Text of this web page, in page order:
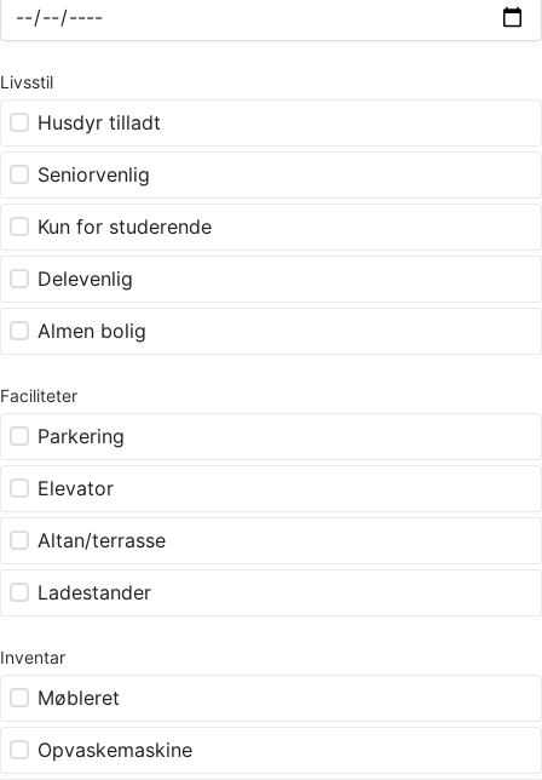
Livsstil
Husdyr tilladt
Seniorvenlig
Kun for studerende
Delevenlig
Almen bolig
Faciliteter
Parkering
Elevator
Altan/terrasse
Ladestander
Inventar
Møbleret
Opvaskemaskine